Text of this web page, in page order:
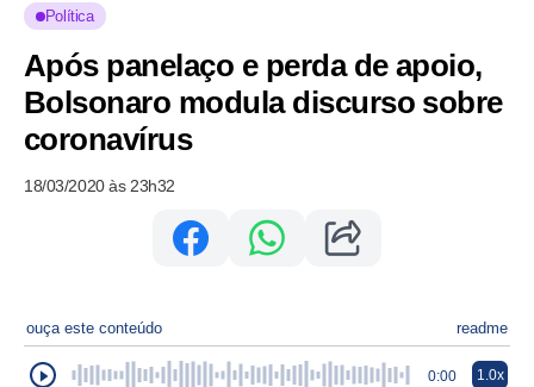
Política
Após panelaço e perda de apoio,
Bolsonaro modula discurso sobre
coronavírus
18/03/2020 às 23h32
ouça este conteúdo readme
0:00 1.0x